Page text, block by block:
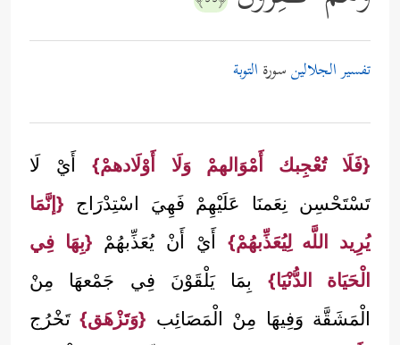
تفسير الجلالينسورة التوبة
{فَلَا تُعْجِبك أَمْوَالهمْ وَلَا أَوْلَادهمْ}أَيْ لَا
تَسْتَحْسِن نِعَمنَا عَلَيْهِمْ فَهِيَ اسْتِدْرَاج {إنَّمَا
يُرِيد اللَّه لِيُعَذِّبهُمْ} أَيْ أَنْ يُعَذِّبهُمْ {بِهَا فِي
الْحَيَاة الدُّنْيَا} بِمَا يَلْقَوْنَ فِي جَمْعهَا مِنْ
الْمَشَقَّة وَفِيهَا مِنْ الْمَصَائِب {وَتَزْهَق}تَخْرُج